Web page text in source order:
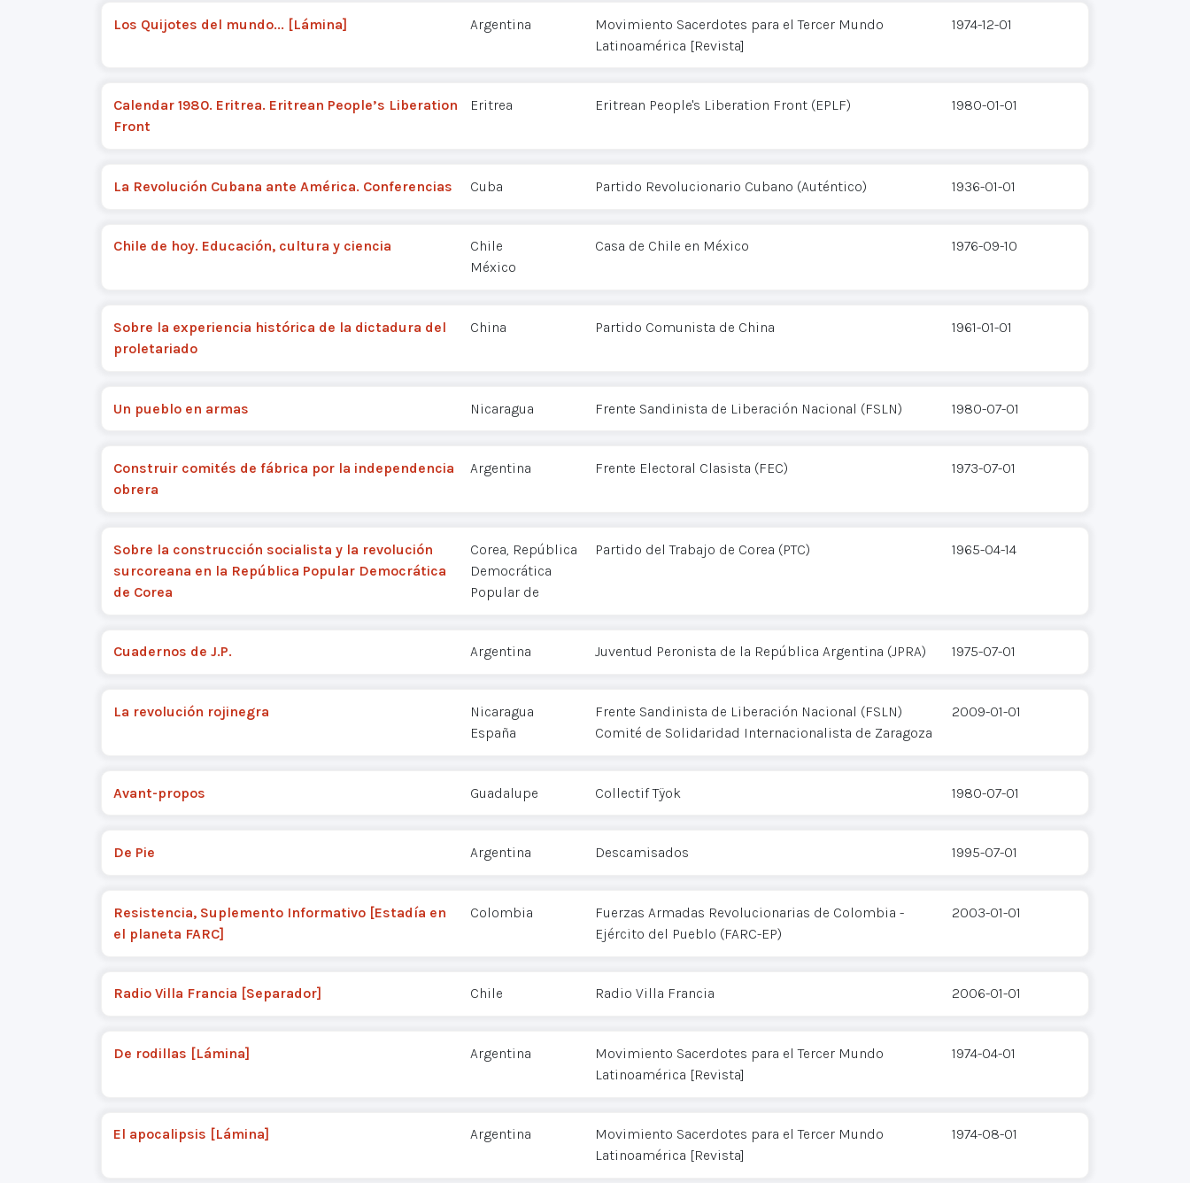
Los Quijotes del mundo... [Lámina] Argentina
Movimiento Sacerdotes para el Tercer Mundo
Latinoamérica [Revista]
1974-12-01
Calendar 1980. Eritrea. Eritrean People’s Liberation
Front
Eritrea Eritrean People's Liberation Front (EPLF) 1980-01-01
La Revolución Cubana ante América. Conferencias Cuba Partido Revolucionario Cubano (Auténtico) 1936-01-01
Chile de hoy. Educación, cultura y ciencia
Chile
México
Casa de Chile en México 1976-09-10
Sobre la experiencia histórica de la dictadura del
proletariado
China Partido Comunista de China 1961-01-01
Un pueblo en armas Nicaragua Frente Sandinista de Liberación Nacional (FSLN) 1980-07-01
Construir comités de fábrica por la independencia
obrera
Argentina Frente Electoral Clasista (FEC) 1973-07-01
Sobre la construcción socialista y la revolución
surcoreana en la República Popular Democrática
de Corea
Corea, República
Democrática
Popular de
Partido del Trabajo de Corea (PTC) 1965-04-14
Cuadernos de J.P. Argentina Juventud Peronista de la República Argentina (JPRA) 1975-07-01
La revolución rojinegra
Nicaragua
España
Frente Sandinista de Liberación Nacional (FSLN)
Comité de Solidaridad Internacionalista de Zaragoza
2009-01-01
Avant-propos Guadalupe Collectif Tÿok 1980-07-01
De Pie Argentina Descamisados 1995-07-01
Resistencia, Suplemento Informativo [Estadía en
el planeta FARC]
Colombia
Fuerzas Armadas Revolucionarias de Colombia -
Ejército del Pueblo (FARC-EP)
2003-01-01
Radio Villa Francia [Separador] Chile Radio Villa Francia 2006-01-01
De rodillas [Lámina] Argentina
Movimiento Sacerdotes para el Tercer Mundo
Latinoamérica [Revista]
1974-04-01
El apocalipsis [Lámina] Argentina
Movimiento Sacerdotes para el Tercer Mundo
Latinoamérica [Revista]
1974-08-01